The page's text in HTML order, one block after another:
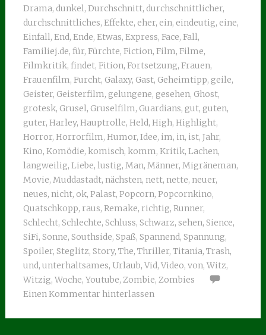
Drama, dunkel, Durchschnitt, durchschnittlicher,
durchschnittliches, Effekte, eher, ein, eindeutig, eine,
Einfall, End, Ende, Etwas, Express, Face, Fall,
Familiej.de, für, Fürchte, Fiction, Film, Filme,
Filmkritik, findet, Fition, Fortsetzung, Frauen,
Frauenfilm, Furcht, Galaxy, Gast, Geheimtipp, geile,
Geister, Geisterfilm, gelungene, gesehen, Ghost,
grotesk, Grusel, Gruselfilm, Guardians, gut, guten,
guter, Harley, Hauptrolle, Held, High, Highlight,
Horror, Horrorfilm, Humor, Idee, im, in, ist, Jahr,
Kino, Komödie, komisch, komm, Kritik, Lachen,
langweilig, Liebe, lustig, Man, Männer, Migräneman,
Movie, Muddastadt, nächsten, nett, nette, neuer,
neues, nicht, ok, Palast, Popcorn, Popcornkino,
Quatschkopp, raus, Remake, richtig, Runner,
Schlecht, Schlechte, Schluss, Schwarz, sehen, Sience,
SiFi, Sonne, Southside, Spaß, Spannend, Spannung,
Spoiler, Steglitz, Story, The, Thriller, Titania, Trash,
und, unterhaltsames, Urlaub, Vid, Video, von, Witz,
Witzig, Woche, Youtube, Zombie, Zombies
Einen Kommentar hinterlassen